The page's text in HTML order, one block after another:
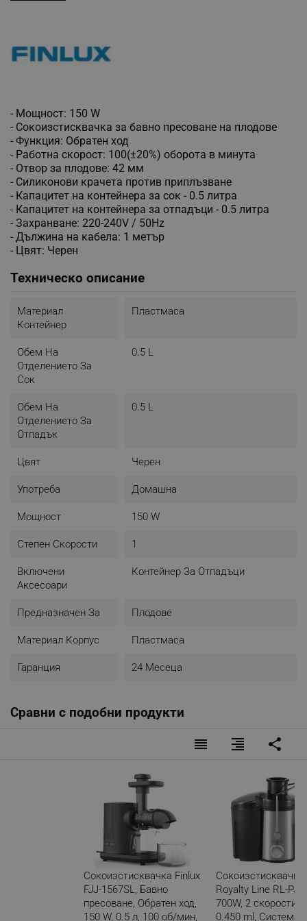
- Мощност: 150 W
- Сокоизстисквачка за бавно пресоване на плодове
- Функция: Обратен ход
- Работна скорост: 100(±20%) оборота в минута
- Отвор за плодове: 42 мм
- Силиконови крачета против приплъзване
- Капацитет на контейнера за сок - 0.5 литра
- Капацитет на контейнера за отпадъци - 0.5 литра
- Захранване: 220-240V / 50Hz
- Дължина на кабела: 1 метър
- Цвят: Черен
Техническо описание
Материал
Контейнер
Пластмаса
Обем На
Отделението За
Сок
0.5 L
Обем На
Отделението За
Отпадък
0.5 L
Цвят Черен
Употреба Домашна
Мощност 150 W
Степен Скорости 1
Включени
Аксесоари
Контейнер За Отпадъци
Предназначен За Плодове
Материал Корпус Пластмаса
Гаранция 24 Месеца
Сравни с подобни продукти
reorder format_align_right share
Сокоизстисквачка Finlux
FJJ-1567SL, Бавно
пресоване, Обратен ход,
150 W, 0.5 л, 100 об/мин,
Сокоизстисквачка
Royalty Line RL-PJ-
700W, 2
0.450 ml, Система